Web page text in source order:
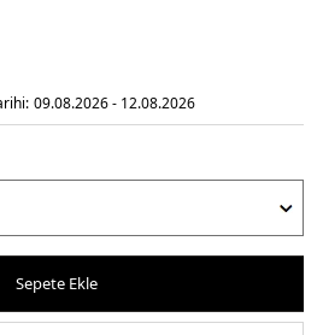
09.08.2026 - 12.08.2026
Sepete Ekle